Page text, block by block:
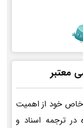
معتبر
خود از اهمیت
در ترجمه اسناد و